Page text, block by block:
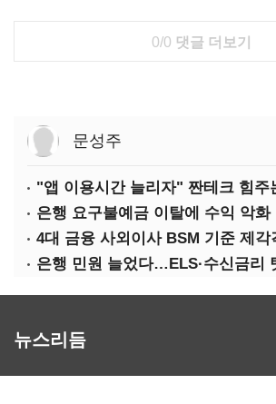
0/0 댓글 더보기
문성주
"앱 이용시간 늘리자" 짠테크 힘주
은행 요구불예금 이탈에 수익 악화
은행 민원 늘었다…ELS·수신금리
뉴스리듬